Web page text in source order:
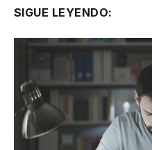
SIGUE LEYENDO: